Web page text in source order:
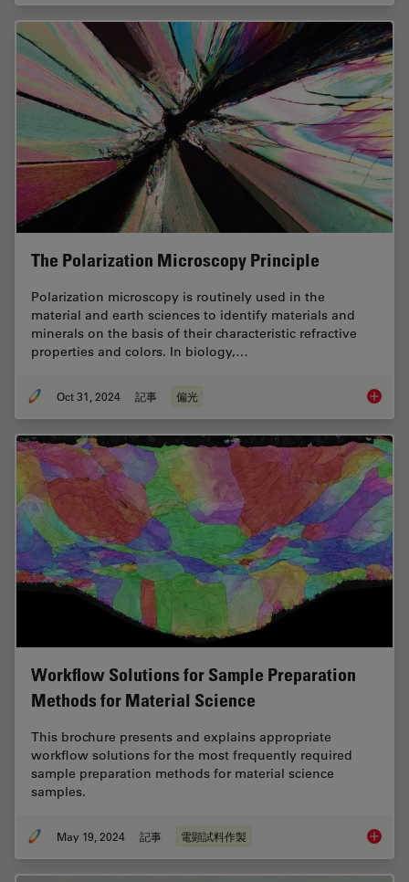
The Polarization Microscopy Principle
Polarization microscopy is routinely used in the
material and earth sciences to identify materials and
minerals on the basis of their characteristic refractive
properties and colors. In biology,…
Oct 31, 2024 記事 偏光 The
Workflow Solutions for Sample Preparation
Methods for Material Science
This brochure presents and explains appropriate
workflow solutions for the most frequently required
sample preparation methods for material science
samples.
May 19, 2024 記事 電顕試料作製